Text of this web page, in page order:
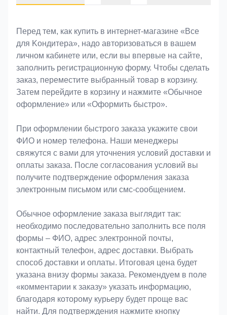
Оформление заказа
Перед тем, как купить в интернет-магазине «Bce
для Koндитeрa», надо авторизоваться в вашем
личном кабинете или, если вы впервые на сайте,
заполнить регистрационную форму. Чтобы сделать
заказ, переместите выбранный товар в корзину.
Затем перейдите в корзину и нажмите «Обычное
оформление» или «Оформить быстро».
При оформлении быстрого заказа укажите свои
ФИО и номер телефона. Наши менеджеры
свяжутся с вами для уточнения условий доставки и
оплаты заказа. После согласования условий вы
получите подтверждение оформления заказа
электронным письмом или смс-сообщением.
Обычное оформление заказа выглядит так:
необходимо последовательно заполнить все поля
формы – ФИО, адрес электронной почты,
контактный телефон, адрес доставки. Выбрать
способ доставки и оплаты. Итоговая цена будет
указана внизу формы заказа. Рекомендуем в поле
«комментарии к заказу» указать информацию,
благодаря которому курьеру будет проще вас
найти. Для подтверждения нажмите кнопку